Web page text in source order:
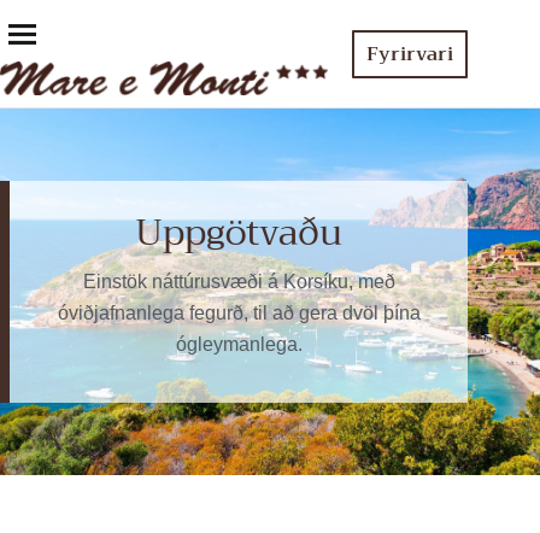
Fyrirvari
Uppgötvaðu
Einstök náttúrusvæði á Korsíku, með
óviðjafnanlega fegurð, til að gera dvöl þína
ógleymanlega.